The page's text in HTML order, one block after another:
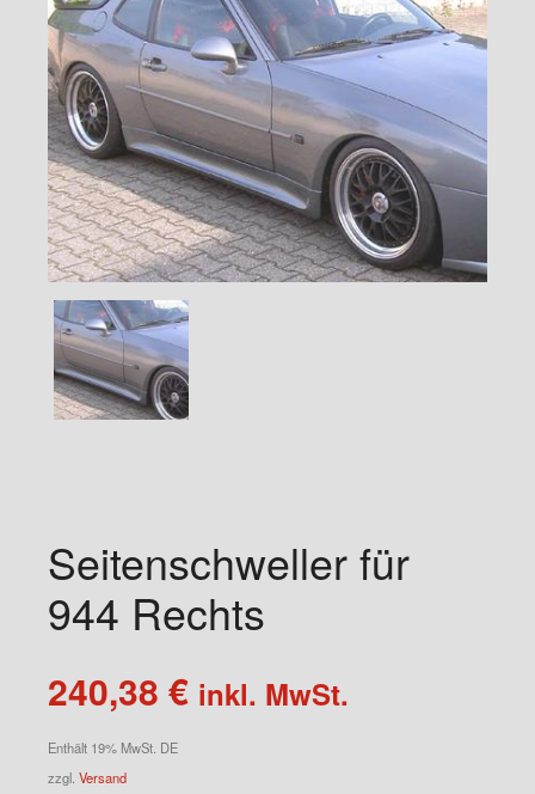
Seitenschweller für
944 Rechts
240,38 € inkl. MwSt.
Enthält 19% MwSt. DE
zzgl. Versand